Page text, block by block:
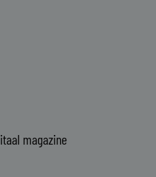
magazine